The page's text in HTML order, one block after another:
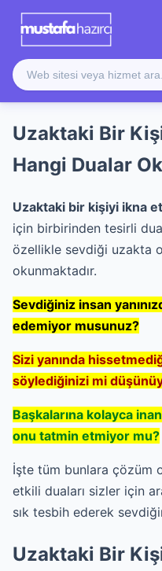
Uzaktaki Bir
Hangi Dualar
Uzaktaki bir kişiyi ikna
için birbirinden tesirli
özellikle sevdiği uzakta
okunmaktadır.
Sevdiğiniz insan
edemiyor musunuz?
Sizi yanında
söylediğinizi mi
Başkalarına kolayca
onu tatmin etmiyor mu?
İşte tüm bunlara çözüm
etkili duaları sizler için
sık tesbih ederek
Uzaktaki Bir